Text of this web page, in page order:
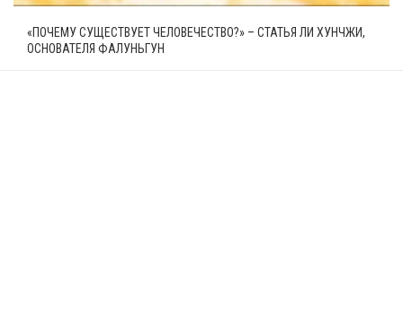
«ПОЧЕМУ СУЩЕСТВУЕТ ЧЕЛОВЕЧЕСТВО?» – СТАТЬЯ ЛИ ХУНЧЖИ,
ОСНОВАТЕЛЯ ФАЛУНЬГУН